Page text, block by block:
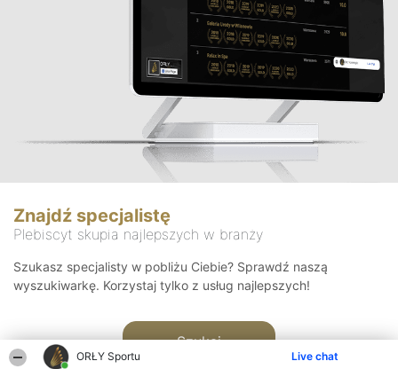
ORŁY Sportu Live chat
Znajdź specjalistę
Plebiscyt skupia najlepszych w branży
Szukasz specjalisty w pobliżu Ciebie? Sprawdź naszą
wyszukiwarkę. Korzystaj tylko z usług najlepszych!
Szukaj